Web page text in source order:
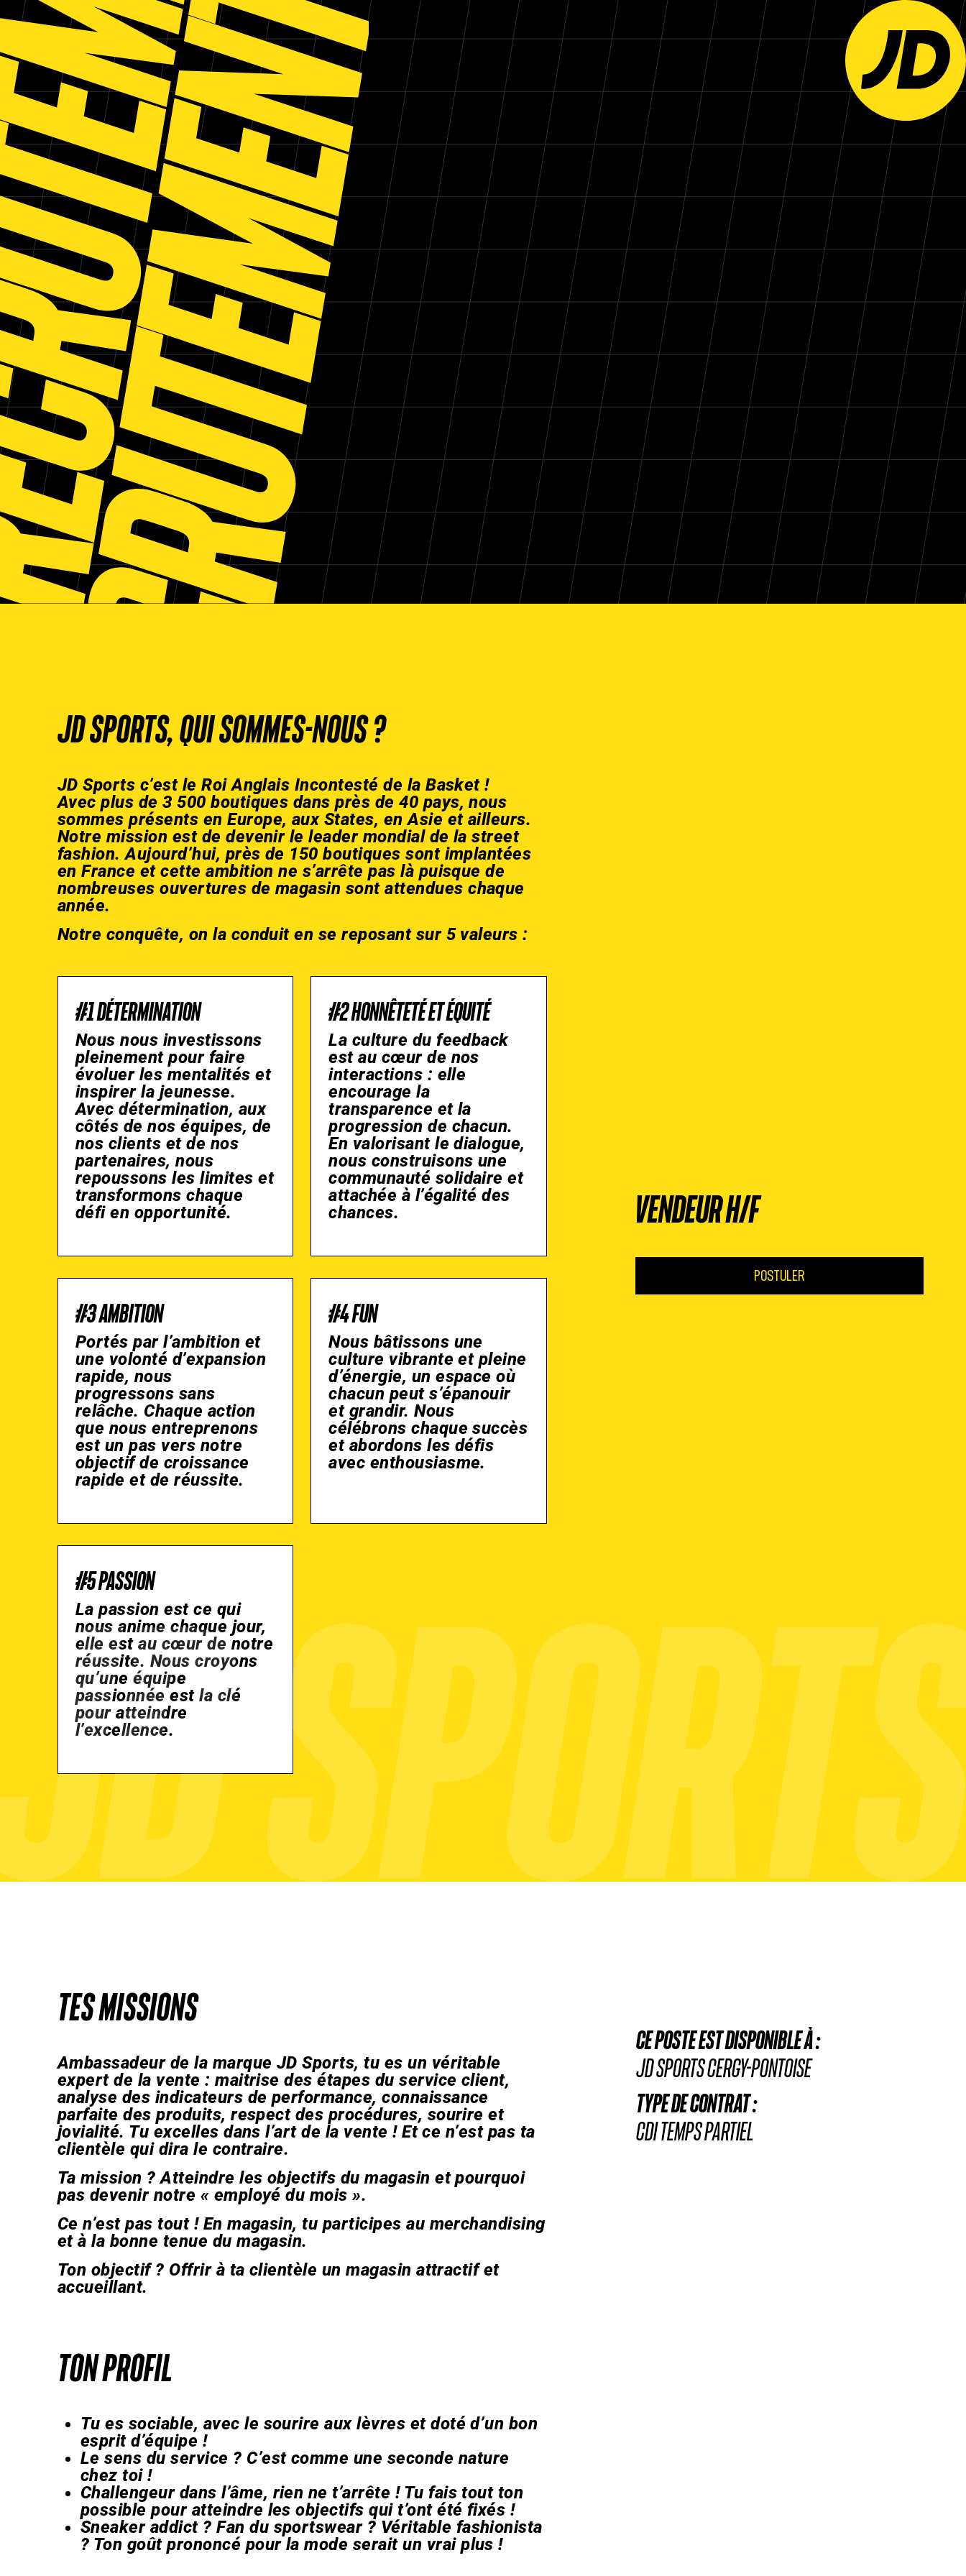
VENDEUR H/F
POSTULER
JD SPORTS, QUI SOMMES-NOUS ?
JD Sports c’est le Roi Anglais Incontesté de la Basket !
Avec plus de 3 500 boutiques dans près de 40 pays, nous
sommes présents en Europe, aux States, en Asie et ailleurs.
Notre mission est de devenir le leader mondial de la street
fashion. Aujourd’hui, près de 150 boutiques sont implantées
en France et cette ambition ne s’arrête pas là puisque de
nombreuses ouvertures de magasin sont attendues chaque
année.
Notre conquête, on la conduit en se reposant sur 5 valeurs :
#1 DÉTERMINATION
Nous nous investissons
pleinement pour faire
évoluer les mentalités et
inspirer la jeunesse.
Avec détermination, aux
côtés de nos équipes, de
nos clients et de nos
partenaires, nous
repoussons les limites et
transformons chaque
défi en opportunité.
#2 HONNÊTETÉ ET ÉQUITÉ
La culture du feedback
est au cœur de nos
interactions : elle
encourage la
transparence et la
progression de chacun.
En valorisant le dialogue,
nous construisons une
communauté solidaire et
attachée à l’égalité des
chances.
#3 AMBITION
Portés par l’ambition et
une volonté d’expansion
rapide, nous
progressons sans
relâche. Chaque action
que nous entreprenons
est un pas vers notre
objectif de croissance
rapide et de réussite.
#4 FUN
Nous bâtissons une
culture vibrante et pleine
d’énergie, un espace où
chacun peut s’épanouir
et grandir. Nous
célébrons chaque succès
et abordons les défis
avec enthousiasme.
#5 PASSION
La passion est ce qui
nous anime chaque jour,
elle est au cœur de notre
réussite. Nous croyons
qu’une équipe
passionnée est la clé
pour atteindre
l’excellence.
CE POSTE EST DISPONIBLE À :
JD SPORTS CERGY-PONTOISE
TYPE DE CONTRAT :
CDI TEMPS PARTIEL
TES MISSIONS
Ambassadeur de la marque JD Sports, tu es un véritable
expert de la vente : maitrise des étapes du service client,
analyse des indicateurs de performance, connaissance
parfaite des produits, respect des procédures, sourire et
jovialité. Tu excelles dans l’art de la vente ! Et ce n’est pas ta
clientèle qui dira le contraire.
Ta mission ? Atteindre les objectifs du magasin et pourquoi
pas devenir notre « employé du mois ».
Ce n’est pas tout ! En magasin, tu participes au merchandising
et à la bonne tenue du magasin.
Ton objectif ? Offrir à ta clientèle un magasin attractif et
accueillant.
TON PROFIL
Tu es sociable, avec le sourire aux lèvres et doté d’un bon
esprit d’équipe !
Le sens du service ? C’est comme une seconde nature
chez toi !
Challengeur dans l’âme, rien ne t’arrête ! Tu fais tout ton
possible pour atteindre les objectifs qui t’ont été fixés !
Sneaker addict ? Fan du sportswear ? Véritable fashionista
? Ton goût prononcé pour la mode serait un vrai plus !